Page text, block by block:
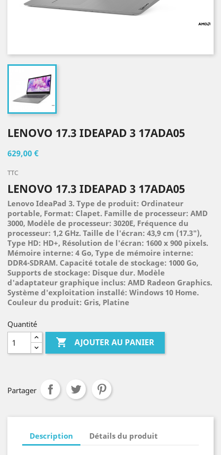
LENOVO 17.3 IDEAPAD 3 17ADA05
629,00 €
TTC
LENOVO 17.3 IDEAPAD 3 17ADA05
Lenovo IdeaPad 3. Type de produit: Ordinateur
portable, Format: Clapet. Famille de processeur: AMD
3000, Modèle de processeur: 3020E, Fréquence du
processeur: 1,2 GHz. Taille de l'écran: 43,9 cm (17.3"),
Type HD: HD+, Résolution de l'écran: 1600 x 900 pixels.
Mémoire interne: 4 Go, Type de mémoire interne:
DDR4-SDRAM. Capacité totale de stockage: 1000 Go,
Supports de stockage: Disque dur. Modèle
d'adaptateur graphique inclus: AMD Radeon Graphics.
Système d'exploitation installé: Windows 10 Home.
Couleur du produit: Gris, Platine
Quantité
 AJOUTER AU PANIER
Partager
Description Détails du produit